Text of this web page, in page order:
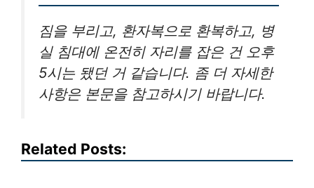
짐을 부리고, 환자복으로 환복하고, 병
실 침대에 온전히 자리를 잡은 건 오후
5시는 됐던 거 같습니다. 좀 더 자세한
사항은 본문을 참고하시기 바랍니다.
Related Posts: